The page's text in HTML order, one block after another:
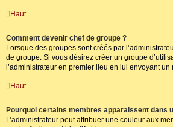
Haut
Comment devenir chef de groupe ?
Lorsque des groupes sont créés par
de groupe. Si vous désirez créer un groupe
l’administrateur en premier lieu en lui envoyant un
Haut
Pourquoi certains membres apparaissent dans
L’administrateur peut attribuer une couleur aux